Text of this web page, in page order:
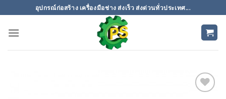
ไป
อุปกรณ์ก่อสร้าง เครื่องมือช่าง ส่งเร็ว ส่งด่วนทั่วประเทศ...